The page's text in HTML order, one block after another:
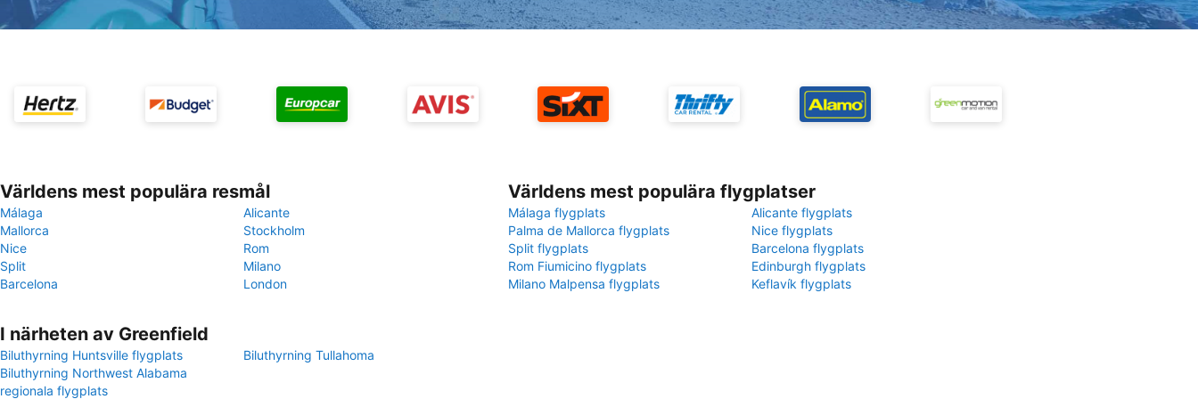
Världens mest populära resmål
Málaga
Alicante
Mallorca
Stockholm
Nice
Rom
Split
Milano
Barcelona
London
Världens mest populära flygplatser
Málaga flygplats
Alicante flygplats
Palma de Mallorca flygplats
Nice flygplats
Split flygplats
Barcelona flygplats
Rom Fiumicino flygplats
Edinburgh flygplats
Milano Malpensa flygplats
Keflavík flygplats
I närheten av Greenfield
Biluthyrning Huntsville flygplats
Biluthyrning Tullahoma
Biluthyrning Northwest Alabama
regionala flygplats